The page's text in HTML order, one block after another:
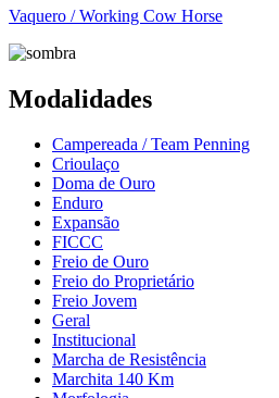
Vaquero / Working Cow Horse
Modalidades
Campereada / Team Penning
Crioulaço
Doma de Ouro
Enduro
Expansão
FICCC
Freio de Ouro
Freio do Proprietário
Freio Jovem
Geral
Institucional
Marcha de Resistência
Marchita 140 Km